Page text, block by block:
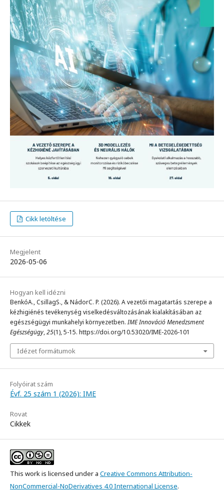
Cikk letöltése
Megjelent
2026-05-06
Hogyan kell idézni
BenkóA., CsillagS., & NádorC. P. (2026). A vezetői magatartás szerepe a
kézhigiénés tevékenység viselkedésváltozásának kialakításában az
egészségügyi munkahelyi környezetben.IME Innováció Menedzsment
Egészségügy,25(1), 5-15. https://doi.org/10.53020/IME-2026-101
Idézet formátumok
Folyóirat szám
Évf. 25 szám 1 (2026): IME
Rovat
Cikkek
This work is licensed under a Creative Commons Attribution-
NonCommercial-NoDerivatives 4.0 International License.